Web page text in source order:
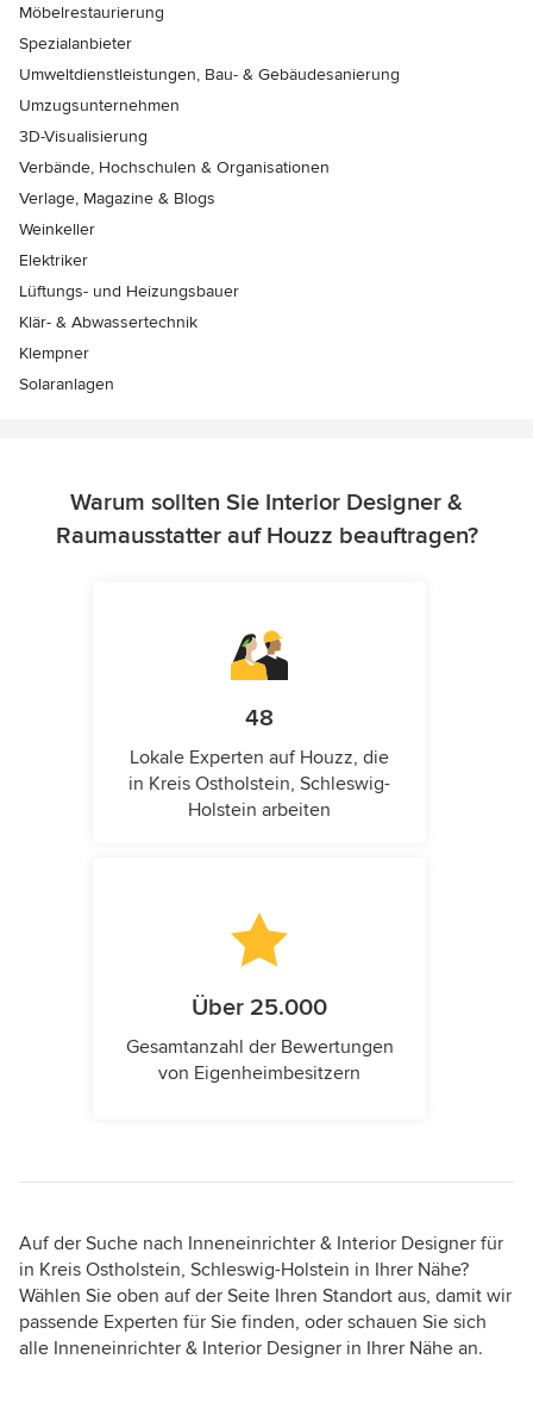
Möbelrestaurierung
Spezialanbieter
Umweltdienstleistungen, Bau- & Gebäudesanierung
Umzugsunternehmen
3D-Visualisierung
Verbände, Hochschulen & Organisationen
Verlage, Magazine & Blogs
Weinkeller
Elektriker
Lüftungs- und Heizungsbauer
Klär- & Abwassertechnik
Klempner
Solaranlagen
Warum sollten Sie Interior Designer &
Raumausstatter auf Houzz beauftragen?
48
Lokale Experten auf Houzz, die
in Kreis Ostholstein, Schleswig-
Holstein arbeiten
Über 25.000
Gesamtanzahl der Bewertungen
von Eigenheimbesitzern
Auf der Suche nach Inneneinrichter & Interior Designer für
in Kreis Ostholstein, Schleswig-Holstein in Ihrer Nähe?
Wählen Sie oben auf der Seite Ihren Standort aus, damit wir
passende Experten für Sie finden, oder schauen Sie sich
alle Inneneinrichter & Interior Designer in Ihrer Nähe an.